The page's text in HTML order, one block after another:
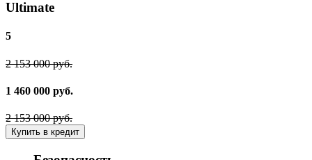
Ultimate
5
2 153 000 руб.
1 460 000 руб.
2 153 000 руб.
Купить в кредит